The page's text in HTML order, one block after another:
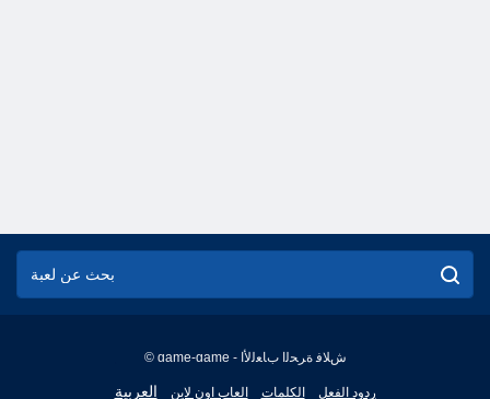
© game-game - ﺵﻼ ﻓ ﺓﺮﺤﻟﺍ ﺏﺎﻌﻟﻷ ﺍ
العربية
English
العاب اون لاين الكلمات ردود الفعل